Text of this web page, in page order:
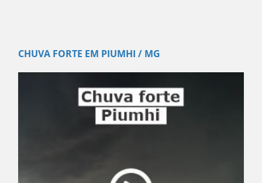
CHUVA FORTE EM PIUMHI / MG